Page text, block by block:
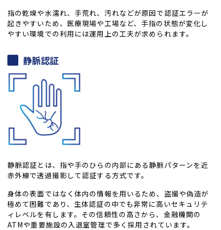
指の乾燥や水濡れ、手荒れ、汚れなどが原因で認証エラーが
起きやすいため、医療現場や工場など、手指の状態が変化し
やすい環境での利用には運用上の工夫が求められます。
静脈認証
静脈認証とは、指や手のひらの内部にある静脈パターンを近
赤外線で透過撮影して認証する方式です。
身体の表面ではなく体内の情報を用いるため、盗撮や偽造が
極めて困難であり、生体認証の中でも非常に高いセキュリテ
ィレベルを有します。その信頼性の高さから、金融機関の
ATMや重要施設の入退室管理で多く採用されています。